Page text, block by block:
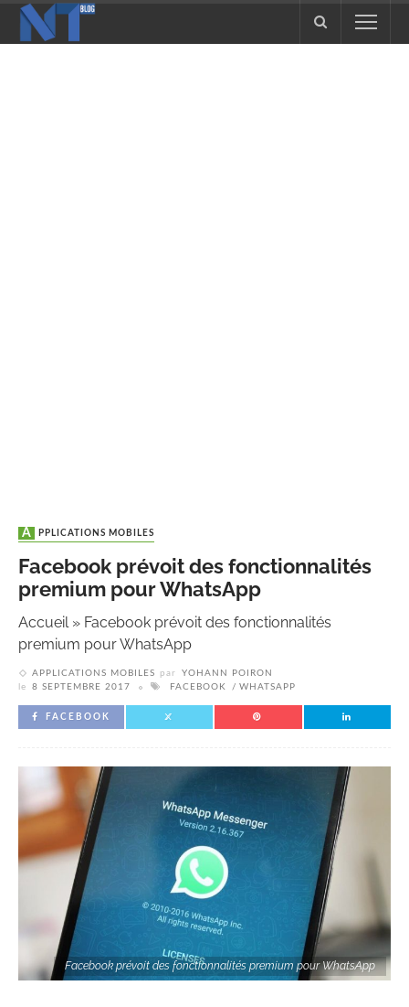
APPLICATIONS MOBILES
Facebook prévoit des fonctionnalités
premium pour WhatsApp
Accueil» Facebook prévoit des fonctionnalités
premium pour WhatsApp
APPLICATIONS MOBILES par
YOHANN POIRON
le
8 SEPTEMBRE 2017 FACEBOOK WHATSAPP
FACEBOOK
Facebook prévoit des fonctionnalités premium pour WhatsApp